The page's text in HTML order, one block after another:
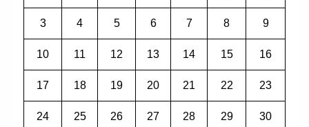
3 4 5 6 7 8 9
10 11 12 13 14 15 16
17 18 19 20 21 22 23
24 25 26 27 28 29 30